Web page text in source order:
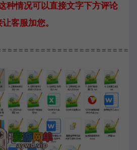
种情况可以直接文字下方评论
客服加您。